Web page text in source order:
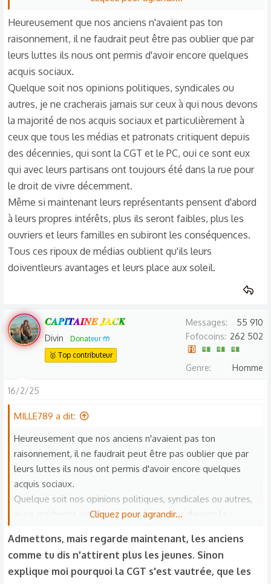
Sans compter que maintenant il y a trop de monde
sur Terre
Heureusement que nos anciens n'avaient pas ton
raisonnement, il ne faudrait peut être pas oublier que par
leurs luttes ils nous ont permis d'avoir encore quelques
acquis sociaux.
Quelque soit nos opinions politiques, syndicales ou
autres, je ne cracherais jamais sur ceux à qui nous devons
la majorité de nos acquis sociaux et particulièrement à
ceux que tous les médias et patronats critiquent depuis
des décennies, qui sont la CGT et le PC, oui ce sont eux
qui avec leurs partisans ont toujours été dans la rue pour
le droit de vivre décemment.
Même si maintenant leurs représentants pensent d'abord
à leurs propres intérêts, plus ils seront faibles, plus les
ouvriers et leurs familles en subiront les conséquences.
Tous ces ripoux de médias oublient qu'ils leurs
doiventleurs avantages et leurs place aux soleil.
𝑪𝑨𝑷𝑰𝑻𝑨𝑰𝑵𝑬 𝑱𝑨𝑪𝑲
Divin
Donateur 🤲
🥇 Top contributeur
Messages
55 910
Fofocoins
262 502
Genre Homme
16/2/25
MILLE789 a dit:
Heureusement que nos anciens n'avaient pas ton
raisonnement, il ne faudrait peut être pas oublier que par
leurs luttes ils nous ont permis d'avoir encore quelques
acquis sociaux.
Quelque soit nos opinions politiques, syndicales ou autres,
je ne cracherais jamais sur ceux à qui nous devons la
que tous les médias et patronats critiquent depuis des
décennies, qui sont la CGT et le PC, oui ce sont eux qui
avec leurs partisans ont toujours été dans la rue pour le
Cliquez pour agrandir...
Admettons, mais regarde maintenant, les anciens
comme tu dis n'attirent plus les jeunes. Sinon
explique moi pourquoi la CGT s'est vautrée, que les